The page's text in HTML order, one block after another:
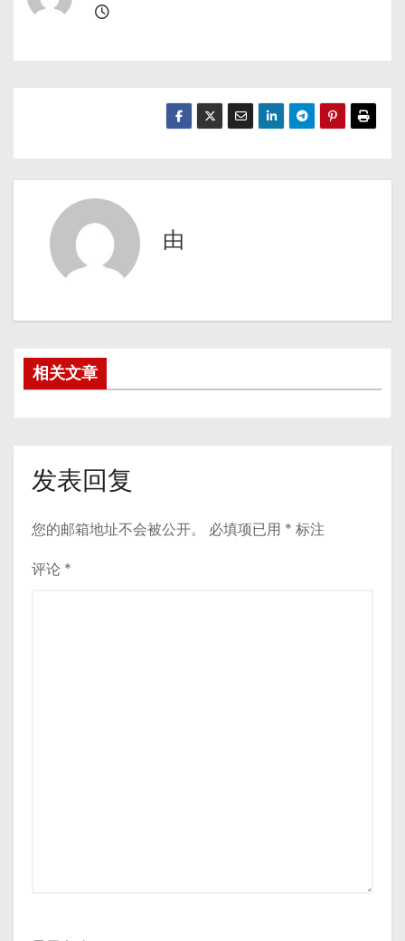
由
相关文章
发表回复
您的邮箱地址不会被公开。 必填项已用 * 标注
评论 *